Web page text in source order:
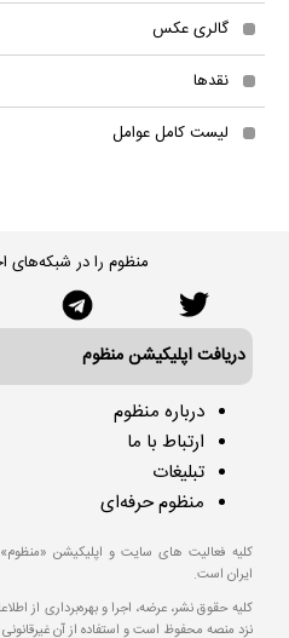
گالری عکس
نقدها
لیست کامل عوامل
منظوم را در شبکه‌های
دریافت اپلیکیشن منظوم
درباره منظوم
ارتباط با ما
تبلیغات
منظوم حرفه‌ای
کلیه فعالیت های سایت و اپلیکیشن
ایران است.
کلیه حقوق نشر، عرضه، اجرا و بهره‌برداری از
نزد منصه محفوظ است و استفاده از آن